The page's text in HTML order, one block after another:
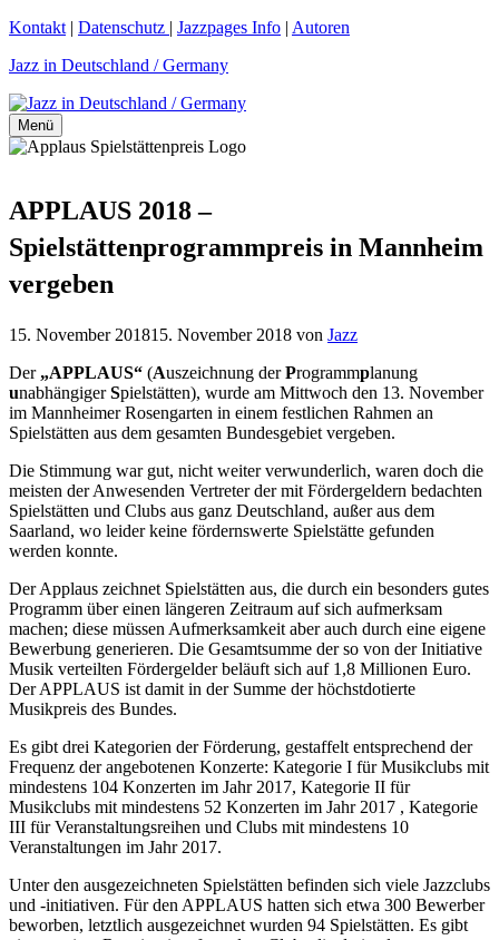
Zum
springen
Kontakt | Datenschutz | Jazzpages Info | Autoren
Jazz in Deutschland / Germany
Menü
APPLAUS 2018 –
Spielstättenprogrammpreis in Mannheim
vergeben
15. November 201815. November 2018 von Jazz
Der „APPLAUS“ (Auszeichnung derProgrammplanung
unabhängigerSpielstätten), wurde am Mittwoch den 13. November
im Mannheimer Rosengarten in einem festlichen Rahmen an
Spielstätten aus dem gesamten Bundesgebiet vergeben.
Die Stimmung war gut, nicht weiter verwunderlich, waren doch die
meisten der Anwesenden Vertreter der mit Fördergeldern bedachten
Spielstätten und Clubs aus ganz Deutschland, außer aus dem
Saarland, wo leider keine fördernswerte Spielstätte gefunden
werden konnte.
Der Applaus zeichnet Spielstätten aus, die durch ein besonders gutes
Programm über einen längeren Zeitraum auf sich aufmerksam
machen; diese müssen Aufmerksamkeit aber auch durch eine eigene
Bewerbung generieren. Die Gesamtsumme der so von der Initiative
Musik verteilten Fördergelder beläuft sich auf 1,8 Millionen Euro.
Der APPLAUS ist damit in der Summe der höchstdotierte
Musikpreis des Bundes.
Es gibt drei Kategorien der Förderung, gestaffelt entsprechend der
Frequenz der angebotenen Konzerte: Kategorie I für Musikclubs mit
mindestens 104 Konzerten im Jahr 2017, Kategorie II für
Musikclubs mit mindestens 52 Konzerten im Jahr 2017 , Kategorie
III für Veranstaltungsreihen und Clubs mit mindestens 10
Veranstaltungen im Jahr 2017.
Unter den ausgezeichneten Spielstätten befinden sich viele Jazzclubs
und -initiativen. Für den APPLAUS hatten sich etwa 300 Bewerber
beworben, letztlich ausgezeichnet wurden 94 Spielstätten. Es gibt